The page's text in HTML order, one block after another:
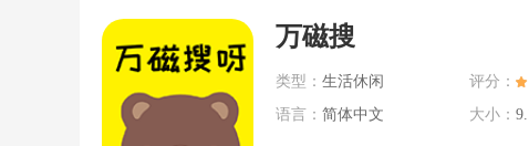
万磁搜
类型： 生活休闲 评分：
语言： 简体中文 大小：